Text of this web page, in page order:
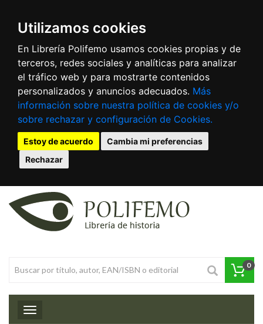
Utilizamos cookies
En Librería Polifemo usamos cookies propias y de
terceros, redes sociales y analíticas para analizar
el tráfico web y para mostrarte contenidos
personalizados y anuncios adecuados. Más
información sobre nuestra política de cookies y/o
sobre rechazar y configuración de Cookies.
Estoy de acuerdo
Cambia mi preferencias
Rechazar
0
Toggle navigation